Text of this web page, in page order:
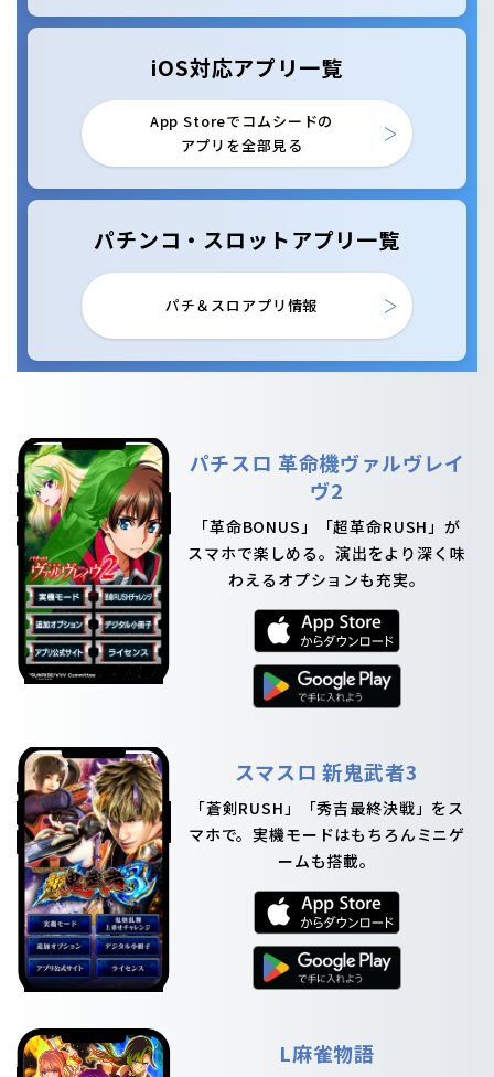
iOS対応アプリ一覧
App Storeでコムシードの
アプリを全部見る
パチンコ・スロットアプリ一覧
パチ＆スロアプリ情報
パチスロ 革命機ヴァルヴレイ
ヴ2
「革命BONUS」「超革命RUSH」が
スマホで楽しめる。演出をより深く味
わえるオプションも充実。
スマスロ 新鬼武者3
「蒼剣RUSH」「秀吉最終決戦」をス
マホで。実機モードはもちろんミニゲ
ームも搭載。
L麻雀物語